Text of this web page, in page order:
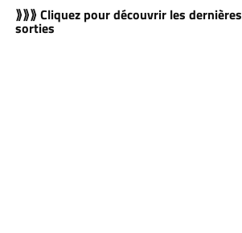
⟫⟫⟫ Cliquez pour découvrir les
sorties